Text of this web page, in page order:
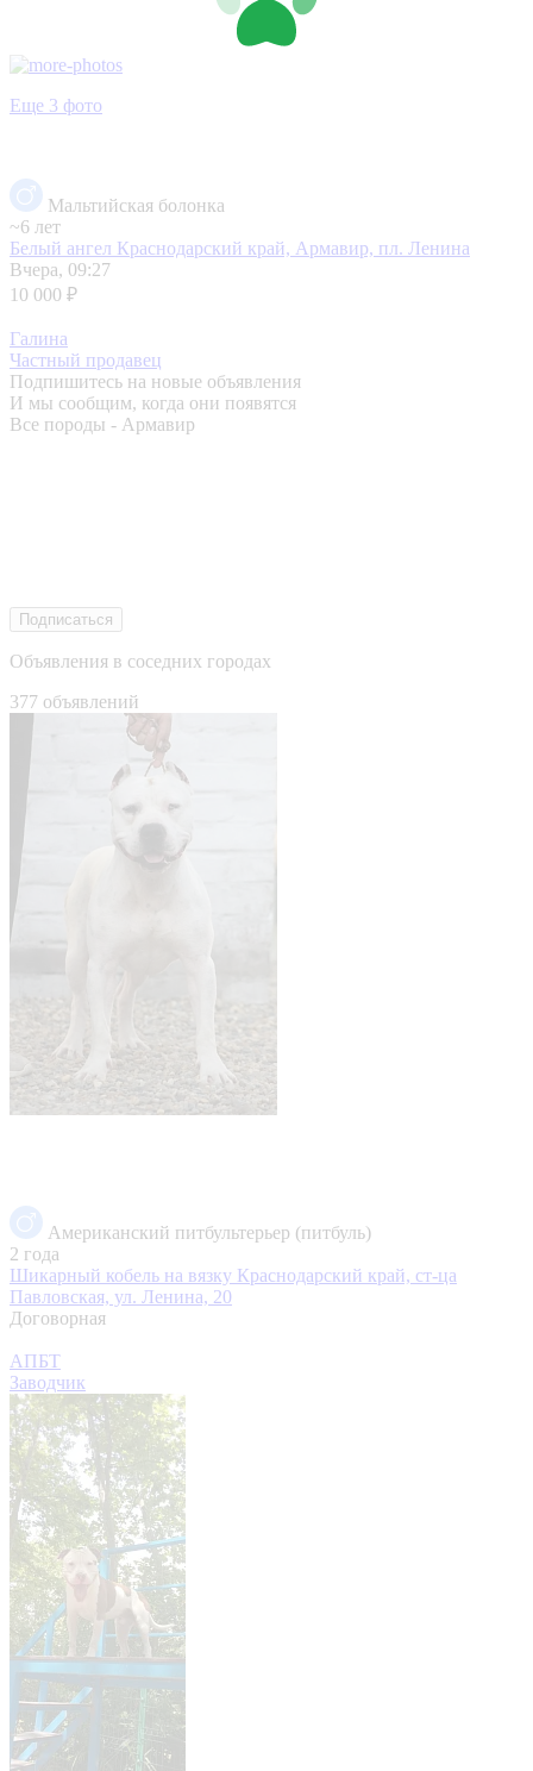
Еще 3 фото
Мальтийская болонка
~6 лет
Белый ангел Краснодарский край, Армавир, пл. Ленина
Вчера, 09:27
10 000 ₽
Галина
Частный продавец
Подпишитесь на новые объявления
И мы сообщим, когда они появятся
Все породы - Армавир
Подписаться
Объявления в соседних городах
377 объявлений
Американский питбультерьер (питбуль)
2 года
Шикарный кобель на вязку Краснодарский край, ст-ца
Павловская, ул. Ленина, 20
Договорная
АПБТ
Заводчик